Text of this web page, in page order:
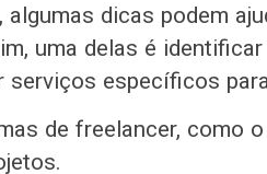
algumas dicas podem
uma delas é
serviços específicos
de freelancer, como